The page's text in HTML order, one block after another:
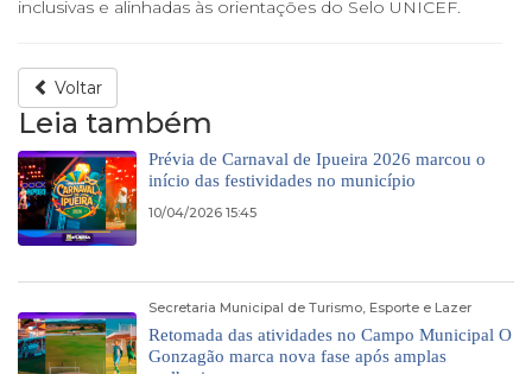
inclusivas e alinhadas às orientações do Selo UNICEF.
Voltar
Leia também
Prévia de Carnaval de Ipueira 2026 marcou o
início das festividades no município
10/04/2026 15:45
Secretaria Municipal de Turismo, Esporte e Lazer
Retomada das atividades no Campo Municipal O
Gonzagão marca nova fase após amplas